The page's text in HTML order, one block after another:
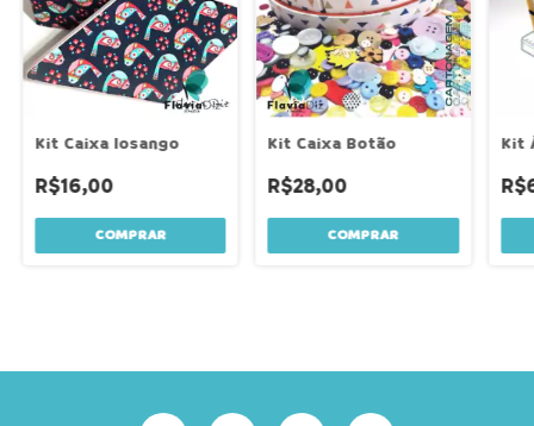
Kit Caixa losango
R$16,00
Kit Caixa Botão
R$28,00
Kit